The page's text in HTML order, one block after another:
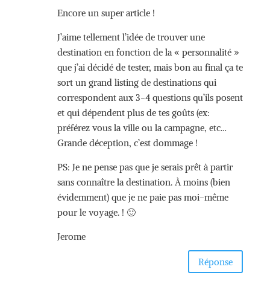
Encore un super article !
J’aime tellement l’idée de trouver une
destination en fonction de la « personnalité »
que j’ai décidé de tester, mais bon au final ça te
sort un grand listing de destinations qui
correspondent aux 3-4 questions qu’ils posent
et qui dépendent plus de tes goûts (ex:
préférez vous la ville ou la campagne, etc…
Grande déception, c’est dommage !
PS: Je ne pense pas que je serais prêt à partir
sans connaître la destination. À moins (bien
évidemment) que je ne paie pas moi-même
pour le voyage. ! 🙂
Jerome
Réponse